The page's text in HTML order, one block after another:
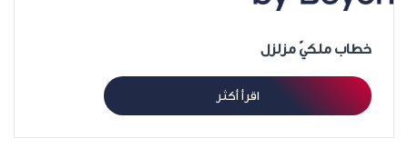
خطاب ملكيّ مزلزل
اقرأ أكثر